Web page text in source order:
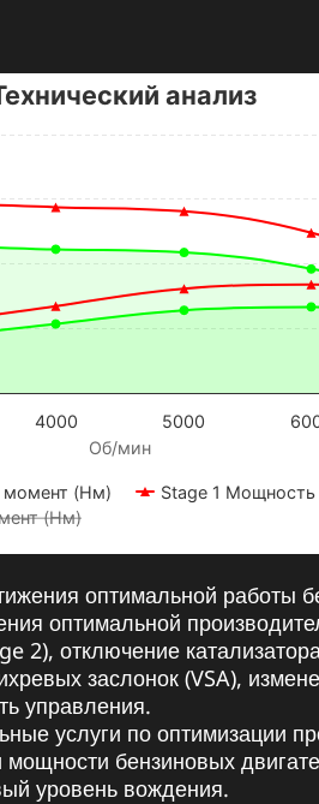
Об/мин
анализ
момент (Нм) Stage 1 Мощность
(Нм)
4000 5000
оптимальной работы
оптимальной
2), отключение
заслонок (VSA),
управления.
услуги по оптимизации
бензиновых
уровень вождения.